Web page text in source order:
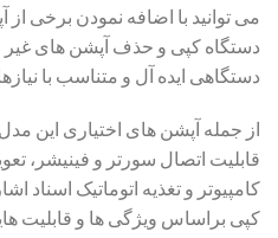
می توانید با اضافه نمودن برخی از
دستگاه کپی و حذف آپشن های غیر
دستگاهی ایده آل و متناسب با
از جمله آپشن های اختیاری این
قابلیت اتصال سورتر و فینیشر،
کامپیوتر و تغذیه اتوماتیک اسناد
کپی براساس ویژگی ها و قابلیت